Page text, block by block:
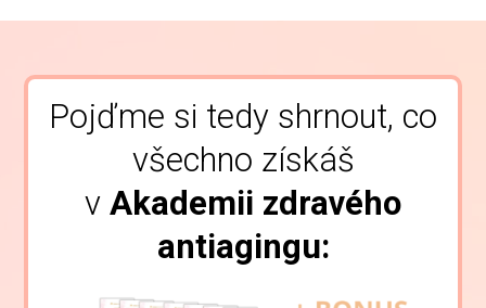
Pojďme si tedy shrnout, co
všechno získáš
v Akademii zdravého
antiagingu: